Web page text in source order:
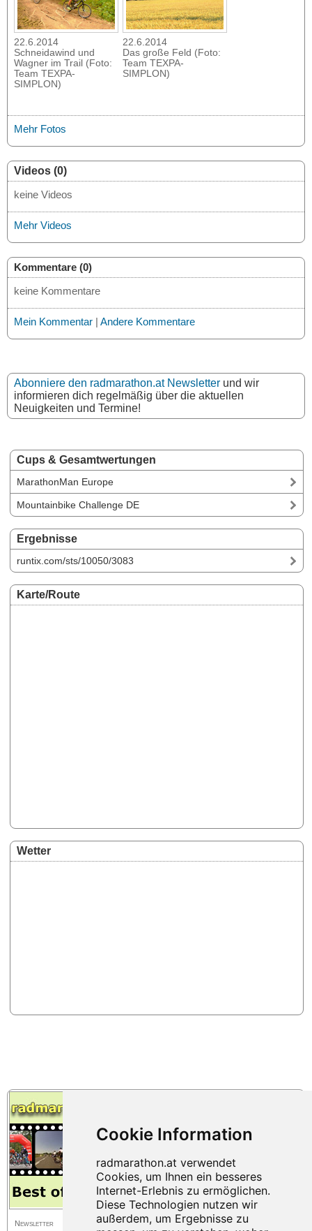
Cups & Gesamtwertungen
MarathonMan Europe
Mountainbike Challenge DE
Ergebnisse
runtix.com/sts/10050/3083
Karte/Route
Wetter
22.6.2014
Schneidawind und
Wagner im Trail (Foto:
Team TEXPA-
SIMPLON)
22.6.2014
Das große Feld (Foto:
Team TEXPA-
SIMPLON)
Mehr Fotos
Videos (0)
keine Videos
Mehr Videos
Kommentare (0)
keine Kommentare
Mein Kommentar | Andere Kommentare
Abonniere den radmarathon.at Newsletter und wir
informieren dich regelmäßig über die aktuellen
Neuigkeiten und Termine!
Newsletter